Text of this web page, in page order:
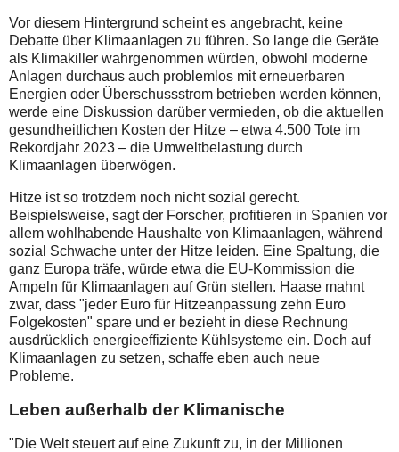
Vor diesem Hintergrund scheint es angebracht, keine
Debatte über Klimaanlagen zu führen. So lange die Geräte
als Klimakiller wahrgenommen würden, obwohl moderne
Anlagen durchaus auch problemlos mit erneuerbaren
Energien oder Überschussstrom betrieben werden können,
werde eine Diskussion darüber vermieden, ob die aktuellen
gesundheitlichen Kosten der Hitze – etwa 4.500 Tote im
Rekordjahr 2023 – die Umweltbelastung durch
Klimaanlagen überwögen.
Hitze ist so trotzdem noch nicht sozial gerecht.
Beispielsweise, sagt der Forscher, profitieren in Spanien vor
allem wohlhabende Haushalte von Klimaanlagen, während
sozial Schwache unter der Hitze leiden. Eine Spaltung, die
ganz Europa träfe, würde etwa die EU-Kommission die
Ampeln für Klimaanlagen auf Grün stellen. Haase mahnt
zwar, dass "jeder Euro für Hitzeanpassung zehn Euro
Folgekosten" spare und er bezieht in diese Rechnung
ausdrücklich energieeffiziente Kühlsysteme ein. Doch auf
Klimaanlagen zu setzen, schaffe eben auch neue
Probleme.
Leben außerhalb der Klimanische
"Die Welt steuert auf eine Zukunft zu, in der Millionen